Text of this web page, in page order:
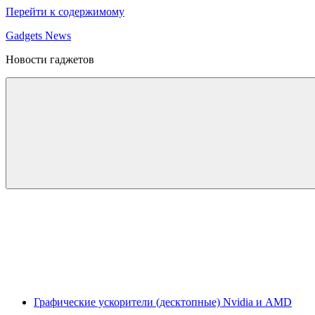
Перейти к содержимому
Gadgets News
Новости гаджетов
Графические ускорители (десктопные) Nvidia и AMD